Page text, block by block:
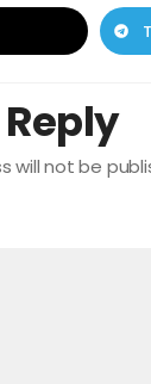
will not be